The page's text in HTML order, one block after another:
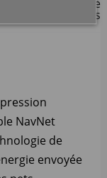
une image
cibles et moins
NavNet
de
envoyée